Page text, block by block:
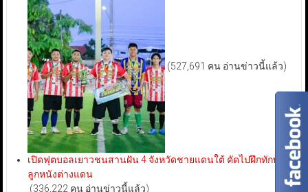
(527,691 คน อ่านข่าวนี้แล้ว)
เปิดฟุตบอลเยาวชนสานฝัน 4 จังหวัดชายแดนใต้ คัดไปฝึกทักษะ
ลูกหนังต่างแดน
(336,222 คน อ่านข่าวนี้แล้ว)